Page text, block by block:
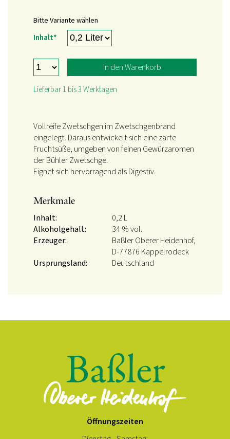
Bitte Variante wählen
Pflichtfeld
Inhalt*
In den Warenkorb
Lieferbar 1 bis 3 Werktagen
Vollreife Zwetschgen im Zwetschgenbrand
eingelegt. Daraus entwickelt sich eine zarte
Fruchtsüße, umgeben von feinen Gewürzaromen
der Bühler Zwetschge.
Eignet sich hervorragend als Digestiv.
Merkmale
Inhalt:
0,2 L
Alkoholgehalt:
34 % vol.
Erzeuger:
Baßler Oberer Heidenhof,
D-77876 Kappelrodeck
Ursprungsland:
Deutschland
Öffnungszeiten